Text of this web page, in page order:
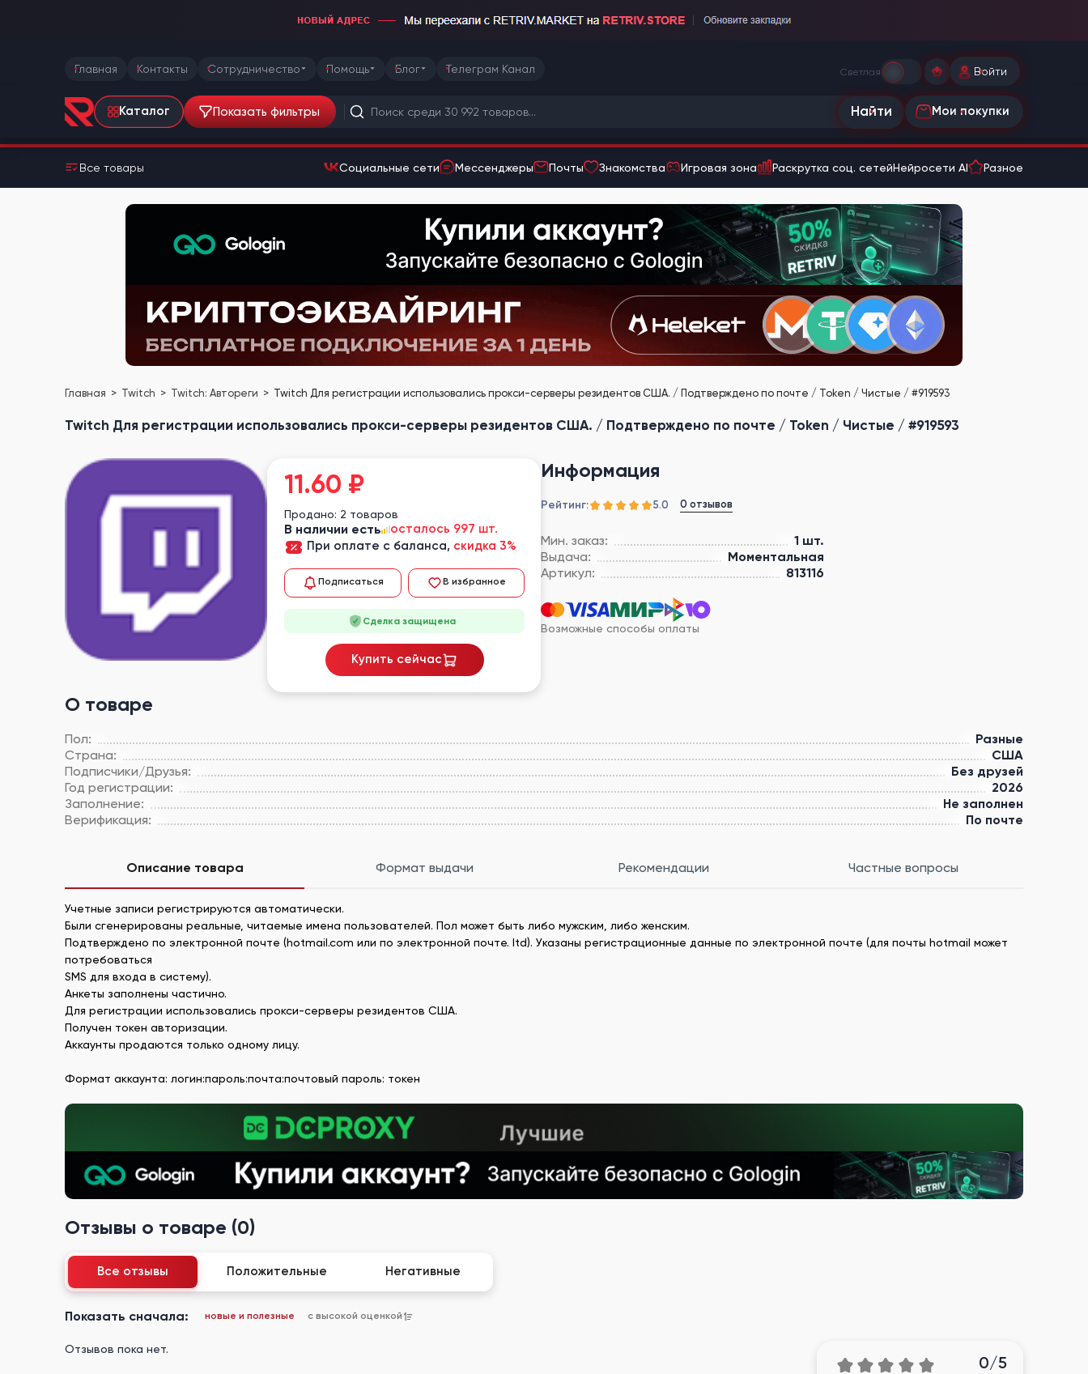
Главная Контакты Сотрудничество Помощь Блог Телеграм Канал Светлая Войти
Каталог Показать фильтры Найти Мои покупки
Все товары Социальные сети Мессенджеры Почты Знакомства Игровая зона Раскрутка соц. сетейНейросети AI Разное
Главная Twitch Twitch: Автореги Twitch Для регистрации использовались прокси-серверы резидентов США. / Подтверждено по почте / Token / Чистые / #919593
Twitch Для регистрации использовались прокси-серверы резидентов США. / Подтверждено по почте / Token / Чистые / #919593
Информация
Рейтинг: 5.0 0 отзывов
Мин. заказ:
1 шт.
Выдача:
Моментальная
Артикул:
813116
Возможные способы оплаты
О товаре
Пол:
Разные
Страна:
США
Подписчики/Друзья:
Без друзей
Год регистрации:
2026
Заполнение:
Не заполнен
Верификация:
По почте
11.60 ₽
Продано: 2 товаров
В наличии есть
осталось 997 шт.
При оплате с баланса, скидка 3%
Подписаться В избранное
Сделка защищена
Купить сейчас
Описание товара Формат выдачи Рекомендации Частные вопросы
Учетные записи регистрируются автоматически.
Были сгенерированы реальные, читаемые имена пользователей. Пол может быть либо мужским, либо женским.
Подтверждено по электронной почте (hotmail.com или по электронной почте. ltd). Указаны регистрационные данные по электронной почте (для почты hotmail может
потребоваться
SMS для входа в систему).
Анкеты заполнены частично.
Для регистрации использовались прокси-серверы резидентов США.
Получен токен авторизации.
Аккаунты продаются только одному лицу.
Формат аккаунта: логин:пароль:почта:почтовый пароль: токен
Отзывы о товаре (0)
Все отзывы Положительные Негативные
Показать сначала: новые и полезные с высокой оценкой
Отзывов пока нет.
0/5